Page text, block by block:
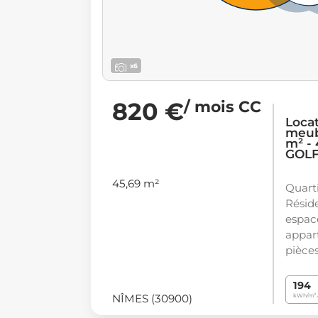
x6
820 €/ mois CC
45,69 m²
NÎMES (30900)
m² -
194
kWh/